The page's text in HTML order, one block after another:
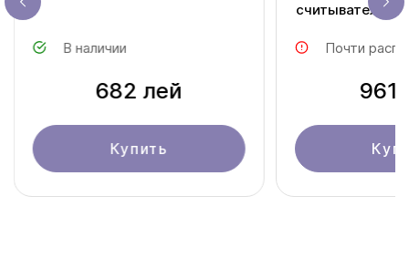
В наличии
682 лей
Купить
считыватель
Почти
961